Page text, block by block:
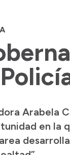
Arabela
en la